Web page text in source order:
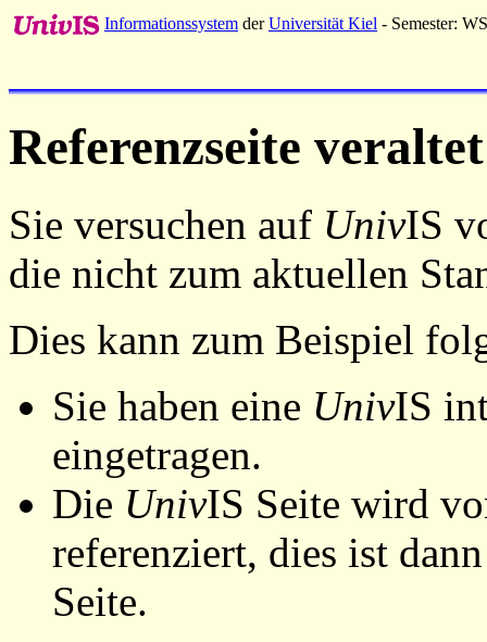
Informationssystem derUniversität Kiel - Semester:
Referenzseite veraltet
Sie versuchen auf UnivIS
die nicht zum aktuellen
Dies kann zum Beispiel
Sie haben eine UnivIS
eingetragen.
Die UnivIS Seite wird
referenziert, dies ist
Seite.